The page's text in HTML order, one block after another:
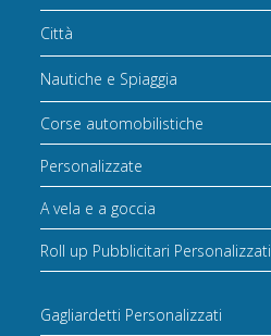
Città
Nautiche e Spiaggia
Corse automobilistiche
Personalizzate
A vela e a goccia
Roll up Pubblicitari Personalizzati
Gagliardetti Personalizzati